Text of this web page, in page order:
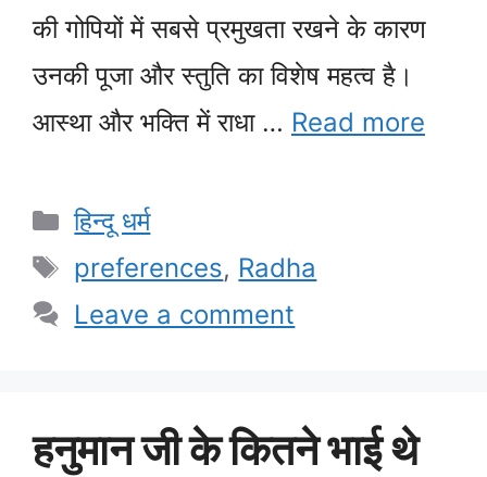
की गोपियों में सबसे प्रमुखता रखने के कारण
उनकी पूजा और स्तुति का विशेष महत्व है।
आस्था और भक्ति में राधा … Read more
Categories
हिन्दू धर्म
Tags
preferences, Radha
Leave a comment
हनुमान जी के कितने भाई थे